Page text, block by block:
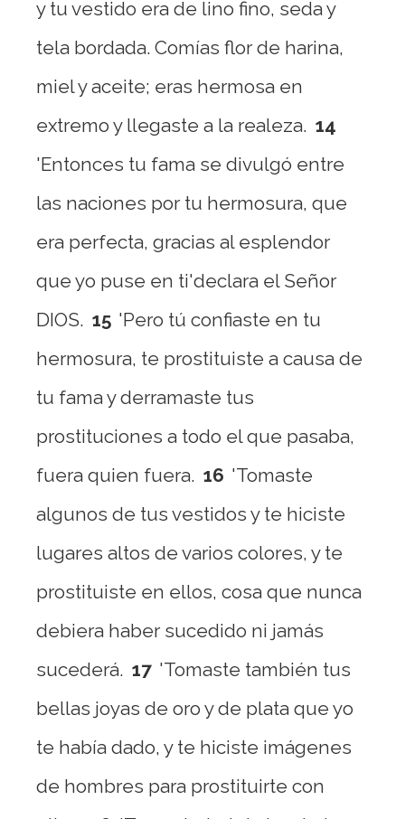
y tu vestido era de lino fino, seda y
tela bordada. Comías flor de harina,
miel y aceite; eras hermosa en
extremo y llegaste a la realeza. 14
'Entonces tu fama se divulgó entre
las naciones por tu hermosura, que
era perfecta, gracias al esplendor
que yo puse en ti'declara el Señor
DIOS. 15 'Pero tú confiaste en tu
hermosura, te prostituiste a causa de
tu fama y derramaste tus
prostituciones a todo el que pasaba,
fuera quien fuera. 16 'Tomaste
algunos de tus vestidos y te hiciste
lugares altos de varios colores, y te
prostituiste en ellos, cosa que nunca
debiera haber sucedido ni jamás
sucederá. 17 'Tomaste también tus
bellas joyas de oro y de plata que yo
te había dado, y te hiciste imágenes
de hombres para prostituirte con